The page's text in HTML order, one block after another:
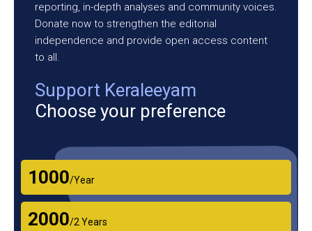
reporting, in-depth analyses and community voices.
Donate now to strengthen the editorial
independence and provide open access content
to all.
Support Keraleeyam
Choose your preference
₹1000/Year
₹2000/2 Years